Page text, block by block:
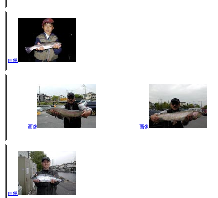
画像
画像 画像
画像